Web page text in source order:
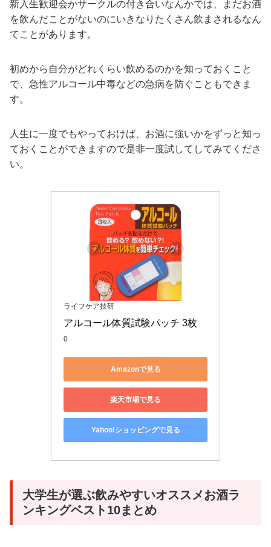
新入生歓迎会かサークルの付き合いなんかでは、まだお酒
を飲んだことがないのにいきなりたくさん飲まされるなん
てことがあります。
初めから自分がどれくらい飲めるのかを知っておくこと
で、急性アルコール中毒などの急病を防ぐこともできま
す。
人生に一度でもやっておけば、お酒に強いかをずっと知っ
ておくことができますので是非一度試してしてみてくださ
い。
ライフケア技研
アルコール体質試験パッチ 3枚
0
Amazonで見る
楽天市場で見る
Yahoo!ショッピングで見る
大学生が選ぶ飲みやすいオススメお酒ラ
ンキングベスト10まとめ